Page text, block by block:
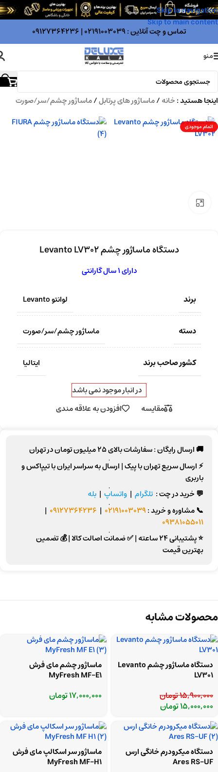
Skip to navigation
Skip to main content
تماس و چت آنلاین :02191003039
|
09127364236
منو
اینجا هستید :خانه/ماساژور های پرتابل/ماساژور چشم/سر/صورت
اتمام موجودی
دستگاه ماساژور چشم Levanto LV302
دارای 1 سال گارانتی
برند لوانتو Levanto
دسته ماساژور چشم/سر/صورت
کشور صاحب برند ایتالیا
در انبار موجود نمی باشد
مقایسه
افزودن به علاقه مندی
🚚 ارسال رایگان :سفارشات بالای25 میلیون تومان
در تهران
⚡ارسال سریع تهرانبا پیک |ارسال به سراسر ایرانبا تیپاکس و
باربری
💬 خرید در چت : تلگرام | واتساپ | بله
📞مشاوره و خرید :02191003039
|
09127364236
|
09381055011
⭐ پشتیبانی 24 ساعته
|✅ ضمانت اصالت کالا|💰 تضمین
بهترین قیمت
محصولات مشابه
دستگاه ماساژور چشم Levanto
LV301
15,900,000تومان
15,000,000تومان
ماساژور چشم مای فرش
MyFresh MF-E1
17,000,000تومان
دستگاه میکرودرم خانگی ارس
Ares RS-UF
ماساژور سر اسکالپ مای فرش
MyFresh MF-H1